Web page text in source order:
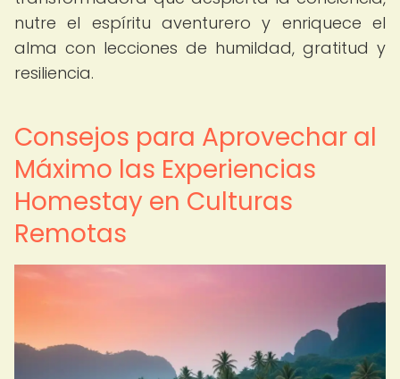
nutre el espíritu aventurero y enriquece el
alma con lecciones de humildad, gratitud y
resiliencia.
Consejos para Aprovechar al
Máximo las Experiencias
Homestay en Culturas
Remotas